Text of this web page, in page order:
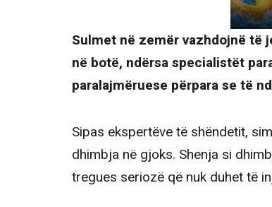
Sulmet në zemër vazhdojnë të
në botë, ndërsa specialistët
paralajmëruese përpara se të
Sipas ekspertëve të shëndetit,
dhimbja në gjoks. Shenja si
tregues seriozë që nuk duhet të